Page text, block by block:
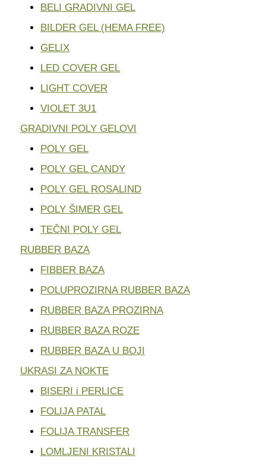
BELI GRADIVNI GEL
BILDER GEL (HEMA FREE)
GELIX
LED COVER GEL
LIGHT COVER
VIOLET 3U1
GRADIVNI POLY GELOVI
POLY GEL
POLY GEL CANDY
POLY GEL ROSALIND
POLY ŠIMER GEL
TEČNI POLY GEL
RUBBER BAZA
FIBBER BAZA
POLUPROZIRNA RUBBER BAZA
RUBBER BAZA PROZIRNA
RUBBER BAZA ROZE
RUBBER BAZA U BOJI
UKRASI ZA NOKTE
BISERI i PERLICE
FOLIJA PATAL
FOLIJA TRANSFER
LOMLJENI KRISTALI